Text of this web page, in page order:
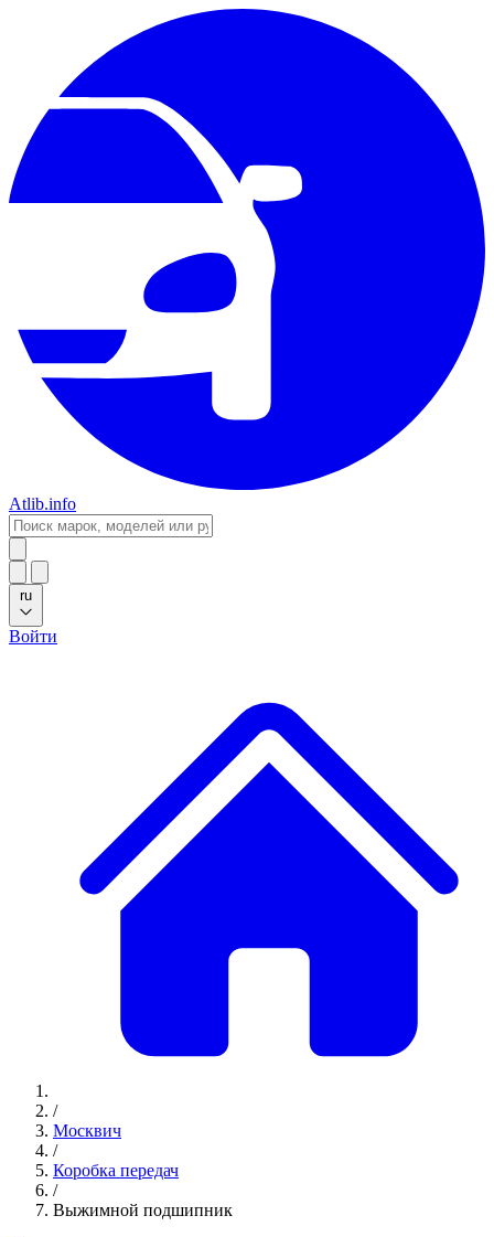
Atlib.info
ru
Войти
/
Москвич
/
Коробка передач
/
Выжимной подшипник